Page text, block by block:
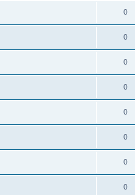
0
0
0
0
0
0
0
0